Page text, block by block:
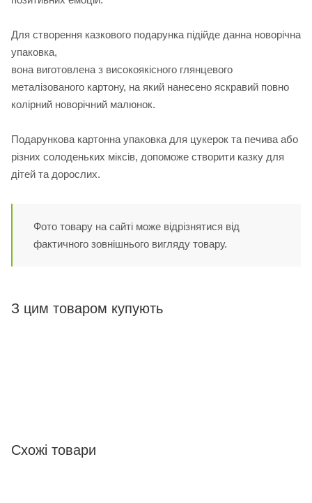
Для створення казкового подарунка підійде данна новорічна
упаковка,
вона виготовлена з високоякісного глянцевого
металізованого картону, на який нанесено яскравий повно
колірний новорічний малюнок.
Подарункова картонна упаковка для цукерок та печива або
різних солоденьких міксів, допоможе створити казку для
дітей та дорослих.
Фото товару на сайті може відрізнятися від
фактичного зовнішнього вигляду товару.
З цим товаром купують
Схожі товари